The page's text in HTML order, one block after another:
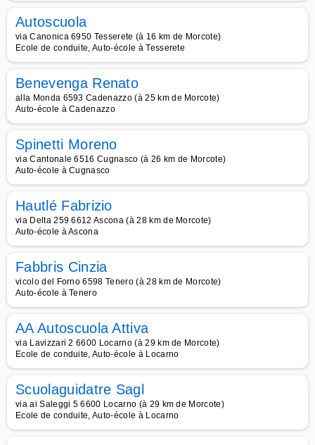
Autoscuola
via Canonica 6950 Tesserete (à 16 km de Morcote)
Ecole de conduite, Auto-école à Tesserete
Benevenga Renato
alla Monda 6593 Cadenazzo (à 25 km de Morcote)
Auto-école à Cadenazzo
Spinetti Moreno
via Cantonale 6516 Cugnasco (à 26 km de Morcote)
Auto-école à Cugnasco
Hautlé Fabrizio
via Delta 259 6612 Ascona (à 28 km de Morcote)
Auto-école à Ascona
Fabbris Cinzia
vicolo del Forno 6598 Tenero (à 28 km de Morcote)
Auto-école à Tenero
AA Autoscuola Attiva
via Lavizzari 2 6600 Locarno (à 29 km de Morcote)
Ecole de conduite, Auto-école à Locarno
Scuolaguidatre Sagl
via ai Saleggi 5 6600 Locarno (à 29 km de Morcote)
Ecole de conduite, Auto-école à Locarno